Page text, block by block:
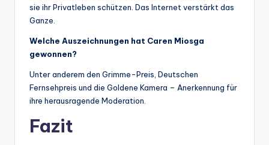
sie ihr Privatleben schützen. Das Internet verstärkt das
Ganze.
Welche Auszeichnungen hat Caren Miosga
gewonnen?
Unter anderem den Grimme-Preis, Deutschen
Fernsehpreis und die Goldene Kamera – Anerkennung für
ihre herausragende Moderation.
Fazit